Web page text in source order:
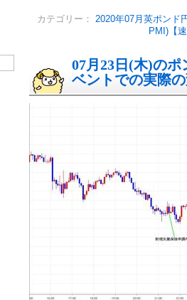
カテゴリー： 2020年07月英ポンド
PMI)【
07月23日(木)の
ベントでの実際